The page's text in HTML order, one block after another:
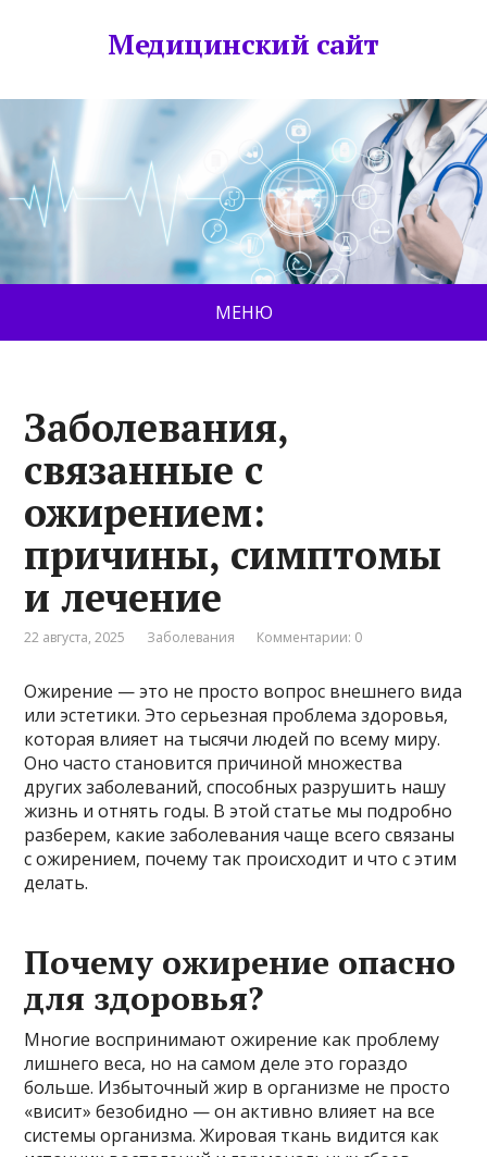
Медицинский сайт
МЕНЮ
Заболевания,
связанные с
ожирением:
причины, симптомы
и лечение
22 августа, 2025 Заболевания Комментарии: 0
Ожирение — это не просто вопрос внешнего вида
или эстетики. Это серьезная проблема здоровья,
которая влияет на тысячи людей по всему миру.
Оно часто становится причиной множества
других заболеваний, способных разрушить нашу
жизнь и отнять годы. В этой статье мы подробно
разберем, какие заболевания чаще всего связаны
с ожирением, почему так происходит и что с этим
делать.
Почему ожирение опасно
для здоровья?
Многие воспринимают ожирение как проблему
лишнего веса, но на самом деле это гораздо
больше. Избыточный жир в организме не просто
«висит» безобидно — он активно влияет на все
системы организма. Жировая ткань видится как